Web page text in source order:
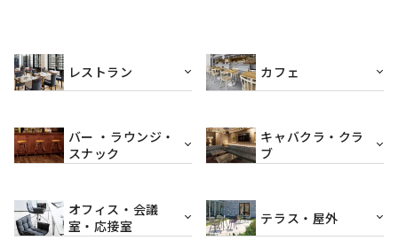
レストラン カフェ
バー ・ラウンジ・
スナック
キャバクラ・クラ
ブ
オフィス・会議
室・応接室
テラス・屋外